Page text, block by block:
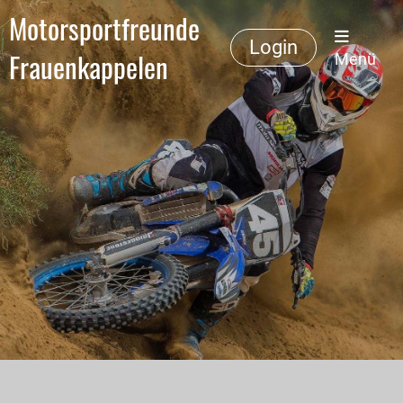
Motorsportfreunde
Frauenkappelen
Login
Menü